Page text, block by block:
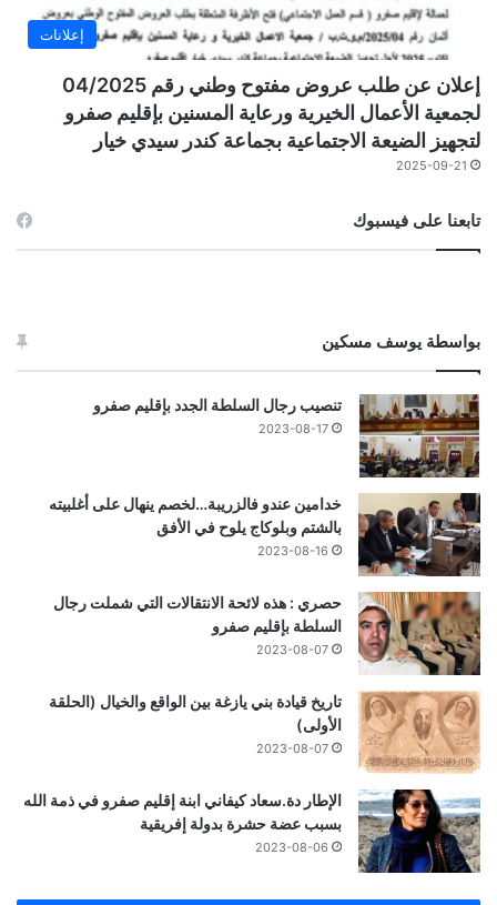
إعلانات
إعلان عن طلب عروض مفتوح وطني رقم 04/2025
لجمعية الأعمال الخيرية ورعاية المسنين بإقليم صفرو
لتجهيز الضيعة الاجتماعية بجماعة كندر سيدي خيار
2025-09-21
تابعنا على فيسبوك
بواسطة يوسف مسكين
تنصيب رجال السلطة الجدد بإقليم صفرو
2023-08-17
خدامين عندو فالزريبة…لخصم ينهال على أغلبيته
بالشتم وبلوكاج يلوح في الأفق
2023-08-16
حصري : هذه لائحة الانتقالات التي شملت رجال
السلطة بإقليم صفرو
2023-08-07
تاريخ قيادة بني يازغة بين الواقع والخيال (الحلقة
الأولى)
2023-08-07
الإطار دة.سعاد كيفاني ابنة إقليم صفرو في ذمة الله
بسبب عضة حشرة بدولة إفريقية
2023-08-06